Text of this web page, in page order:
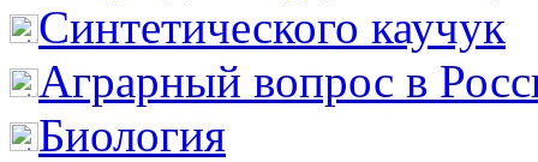
Cинтетического каучук
Аграрный вопрос в
Биология